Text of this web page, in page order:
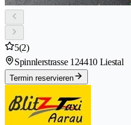
5(2)
Spinnlerstrasse 124410 Liestal
Termin reservieren